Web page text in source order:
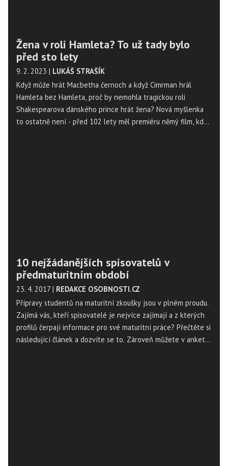
Žena v roli Hamleta? To už tady bylo
před sto lety
9. 2. 2023 | LUKÁŠ STRAŠÍK
Když může hrát Macbetha černoch a když Cimrman hrál
Hamleta bez Hamleta, proč by nemohla tragickou roli
Shakespearova dánského prince hrát žena? Nová myšlenka
to ostatně není - před 102 lety měl premiéru němý film, kde
10 nejžádanějších spisovatelů v
předmaturitním období
23. 4. 2017 | REDAKCE OSOBNOSTI.CZ
Přípravy studentů na maturitní zkoušky jsou v plném proudu.
Zajímá vás, kteří spisovatelé je nejvíce zajímají a z kterých
profilů čerpají informace pro své maturitní práce? Přečtěte si
následující článek a dozvíte se to. Zároveň můžete v anketě